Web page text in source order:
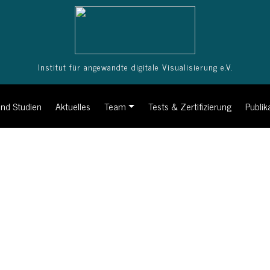
Institut für angewandte digitale Visualisierung e.V.
Studien Aktuelles Team Tests & Zertifizierung